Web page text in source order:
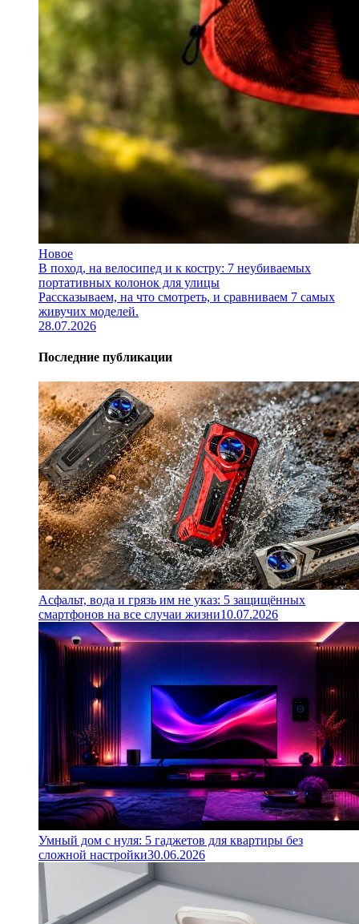
Новое
В поход, на велосипед и к костру: 7 неубиваемых
портативных колонок для улицы
Рассказываем, на что смотреть, и сравниваем 7 самых
живучих моделей.
28.07.2026
Последние публикации
Асфальт, вода и грязь им не указ: 5 защищённых
смартфонов на все случаи жизни10.07.2026
Умный дом с нуля: 5 гаджетов для квартиры без
сложной настройки30.06.2026